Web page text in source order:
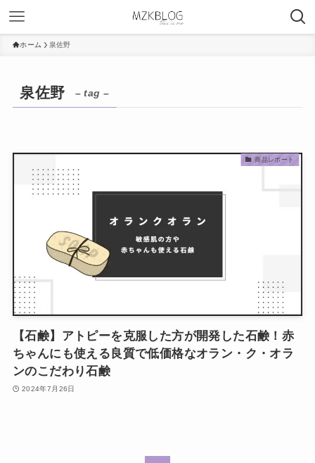
ホーム 泉佐野
泉佐野 – tag –
商品レポート
【石鹸】アトピーを克服した方が開発した石鹸！赤
ちゃんにも使える良質で低価格なオラン・ク・オラ
ンのこだわり石鹸
2024年7月26日